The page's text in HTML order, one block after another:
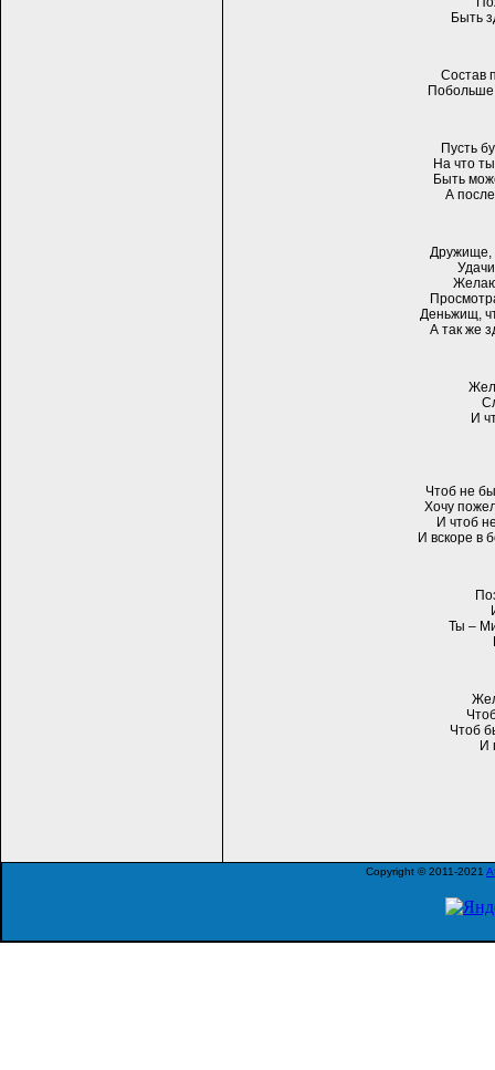
Быть
Состав
Побольше
Пусть
На что
Быть
А
Дружище,
Желаю
Деньжищ,
А так же
И
Чтоб не
Хочу
И чтоб
И вскоре в
Ты –
Чтоб
И
Copyright © 2011-2021